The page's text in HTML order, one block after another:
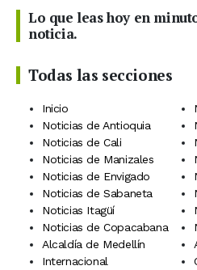
Lo que leas hoy en
noticia.
Todas las secciones
Inicio
Noticias de Antioquia
Noticias de Cali
Noticias de Manizales
Noticias de Envigado
Noticias de Sabaneta
Noticias Itagüí
Noticias de Copacabana
Alcaldía de Medellín
Internacional